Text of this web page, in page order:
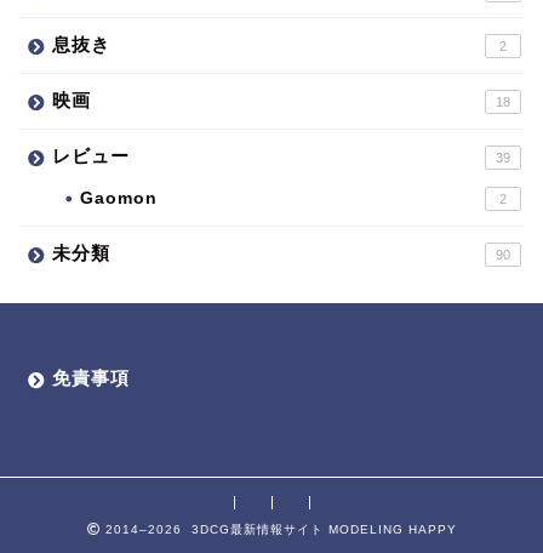
息抜き 2
映画 18
レビュー 39
Gaomon 2
未分類 90
免責事項
2014–2026 3DCG最新情報サイト MODELING HAPPY